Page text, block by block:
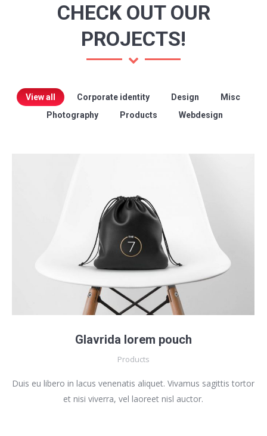
CHECK OUT OUR
PROJECTS!
View all Corporate identity Design
Misc
Photography
Products Webdesign
Glavrida lorem pouch
Products
Duis eu libero in lacus venenatis aliquet. Vivamus sagittis tortor
et nisi viverra, vel laoreet nisl auctor.